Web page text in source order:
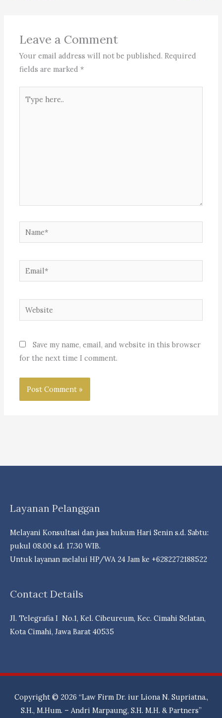
Leave a Comment
Your email address will not be published. Required
fields are marked*
here..
Name*
Email*
Website
Save my name, email, and website in this browser
for the next time I comment.
Layanan Pelanggan
Melayani Konsultasi dan jasa hukum Hari Senin s.d. Sabtu:
pukul 08.00 s.d. 17.30 WIB.
Untuk layanan melalui HP/WA 24 Jam ke +6282272188522
Contact Details
Jl. Telegrafia I No.1, Kel. Cibeureum, Kec. Cimahi Selatan,
Kota Cimahi, Jawa Barat 40535
Copyright © 2026 “Law Firm Dr. iur Liona N. Supriatna.,
S.H., M.Hum. – Andri Marpaung, S.H. M.H. & Partners”